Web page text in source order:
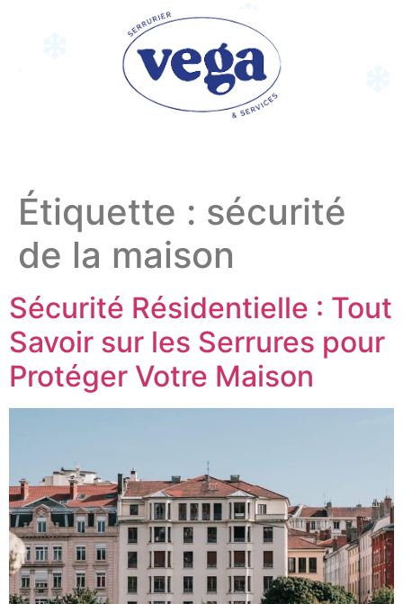
Étiquette : sécurité
de la maison
Sécurité Résidentielle : Tout
Savoir sur les Serrures pour
Protéger Votre Maison